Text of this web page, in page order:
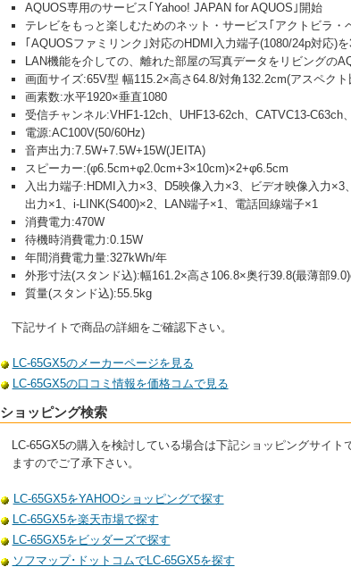
AQUOS専用のサービス｢Yahoo! JAPAN for AQUOS｣開始
テレビをもっと楽しむためのネット・サービス｢アクトビラ・
｢AQUOSファミリンク｣対応のHDMI入力端子(1080/24p対応)
LAN機能を介しての、離れた部屋の写真データをリビングの
画面サイズ:65V型 幅115.2×高さ64.8/対角132.2cm(アスペクト
画素数:水平1920×垂直1080
受信チャンネル:VHF1-12ch、UHF13-62ch、CATVC13-
電源:AC100V(50/60Hz)
音声出力:7.5W+7.5W+15W(JEITA)
スピーカー:(φ6.5cm+φ2.0cm+3×10cm)×2+φ6.5cm
入出力端子:HDMI入力×3、D5映像入力×3、ビデオ映像入力
出力×1、i-LINK(S400)×2、LAN端子×1、電話回線端子×1
消費電力:470W
待機時消費電力:0.15W
年間消費電力量:327kWh/年
外形寸法(スタンド込):幅161.2×高さ106.8×奥行39.8(最薄部
質量(スタンド込):55.5kg
下記サイトで商品の詳細をご確認下さい。
LC-65GX5のメーカーページを見る
LC-65GX5の口コミ情報を価格コムで見る
ショッピング検索
LC-65GX5の購入を検討している場合は下記ショッピングサイ
ますのでご了承下さい。
LC-65GX5をYAHOOショッピングで探す
LC-65GX5を楽天市場で探す
LC-65GX5をビッダーズで探す
ソフマップ･ドットコムでLC-65GX5を探す